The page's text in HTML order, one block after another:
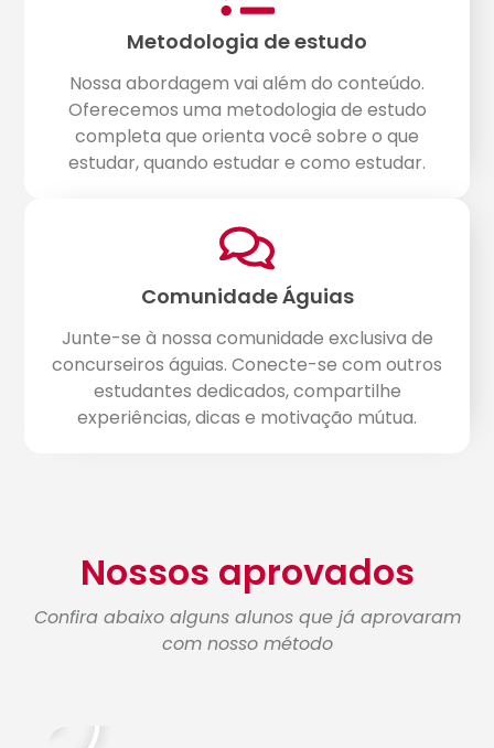
Metodologia de estudo
Nossa abordagem vai além do conteúdo.
Oferecemos uma metodologia de estudo
completa que orienta você sobre o que
estudar, quando estudar e como estudar.
Comunidade Águias
Junte-se à nossa comunidade exclusiva de
concurseiros águias. Conecte-se com outros
estudantes dedicados, compartilhe
experiências, dicas e motivação mútua.
Nossos aprovados
Confira abaixo alguns alunos que já aprovaram
com nosso método